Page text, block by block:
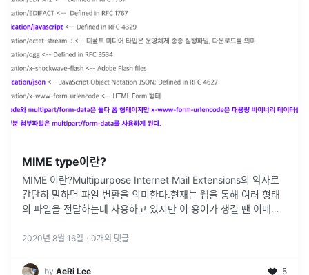
MIME type이란?
MIME 이란?Multipurpose Internet Mail Extensions의 약자로
간단히 말하면 파일 변환을 의미한다.현재는 웹을 통해 여러 형태
의 파일을 전달하는데 사용하고 있지만 이 용어가 생길 땐 이메일
2020년 8월 16일 · 0개의 댓글
by AeRi Lee 5